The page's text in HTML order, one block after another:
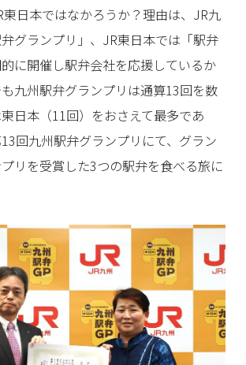
日本ではなかろうか？理由は、JR九
グランプリ」、JR東日本では「駅弁
に開催し駅弁会社を応援しているか
九州駅弁グランプリは通算13回を数
日本（11回）をおさえて最多であ
回九州駅弁グランプリにて、グラン
リを受賞した3つの駅弁を食べる旅に